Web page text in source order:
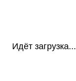
Идёт загрузка...